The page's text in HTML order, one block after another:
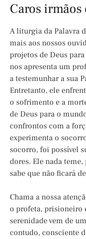
Caros irmãos
A liturgia da Palavra
mais aos nossos
projetos de Deus
nos apresenta um
a testemunhar a sua
Entretanto, ele
o sofrimento e a
de Deus para o
confrontos com a
experimenta o
socorro, foi possível
dores. Ele nada
sabe que não ficará
Chama a nossa
o profeta, prisioneiro
serenidade vem de
contudo, consciente